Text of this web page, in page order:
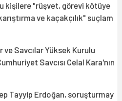
kişilere "rüşvet, görevi kötüye
ve kaçakçılık"
ve Savcılar Yüksek Kurulu
Savcısı Celal Kara'nın
Tayyip Erdoğan, soruşturmayı